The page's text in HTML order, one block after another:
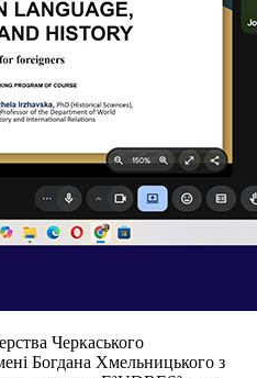
Черкаського
Богдана Хмельницького з